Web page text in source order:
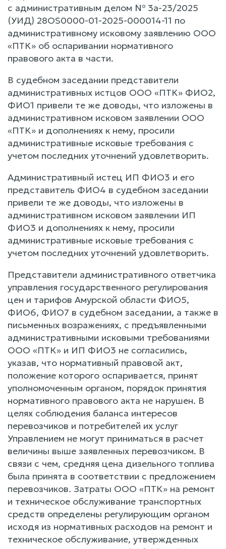
с административным делом № 3а-23/2025
(УИД) 28OS0000-01-2025-000014-11 по
административному исковому заявлению ООО
«ПТК» об оспаривании нормативного
правового акта в части.
В судебном заседании представители
административных истцов ООО «ПТК» ФИО2,
ФИО1 привели те же доводы, что изложены в
административном исковом заявлении ООО
«ПТК» и дополнениях к нему, просили
административные исковые требования с
учетом последних уточнений удовлетворить.
Административный истец ИП ФИО3 и его
представитель ФИО4 в судебном заседании
привели те же доводы, что изложены в
административном исковом заявлении ИП
ФИО3 и дополнениях к нему, просили
административные исковые требования с
учетом последних уточнений удовлетворить.
Представители административного ответчика
управления государственного регулирования
цен и тарифов Амурской области ФИО5,
ФИО6, ФИО7 в судебном заседании, а также в
письменных возражениях, с предъявленными
административными исковыми требованиями
ООО «ПТК» и ИП ФИО3 не согласились,
указав, что нормативный правовой акт,
положение которого оспаривается, принят
уполномоченным органом, порядок принятия
нормативного правового акта не нарушен. В
целях соблюдения баланса интересов
перевозчиков и потребителей их услуг
Управлением не могут приниматься в расчет
величины выше заявленных перевозчиком. В
связи с чем, средняя цена дизельного топлива
была принята в соответствии с предложением
перевозчиков. Затраты ООО «ПТК» на ремонт
и техническое обслуживание транспортных
средств определены регулирующим органом
исходя из нормативных расходов на ремонт и
техническое обслуживание, утвержденных